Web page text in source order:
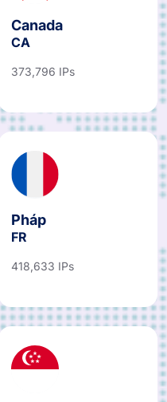
Canada
CA
FR